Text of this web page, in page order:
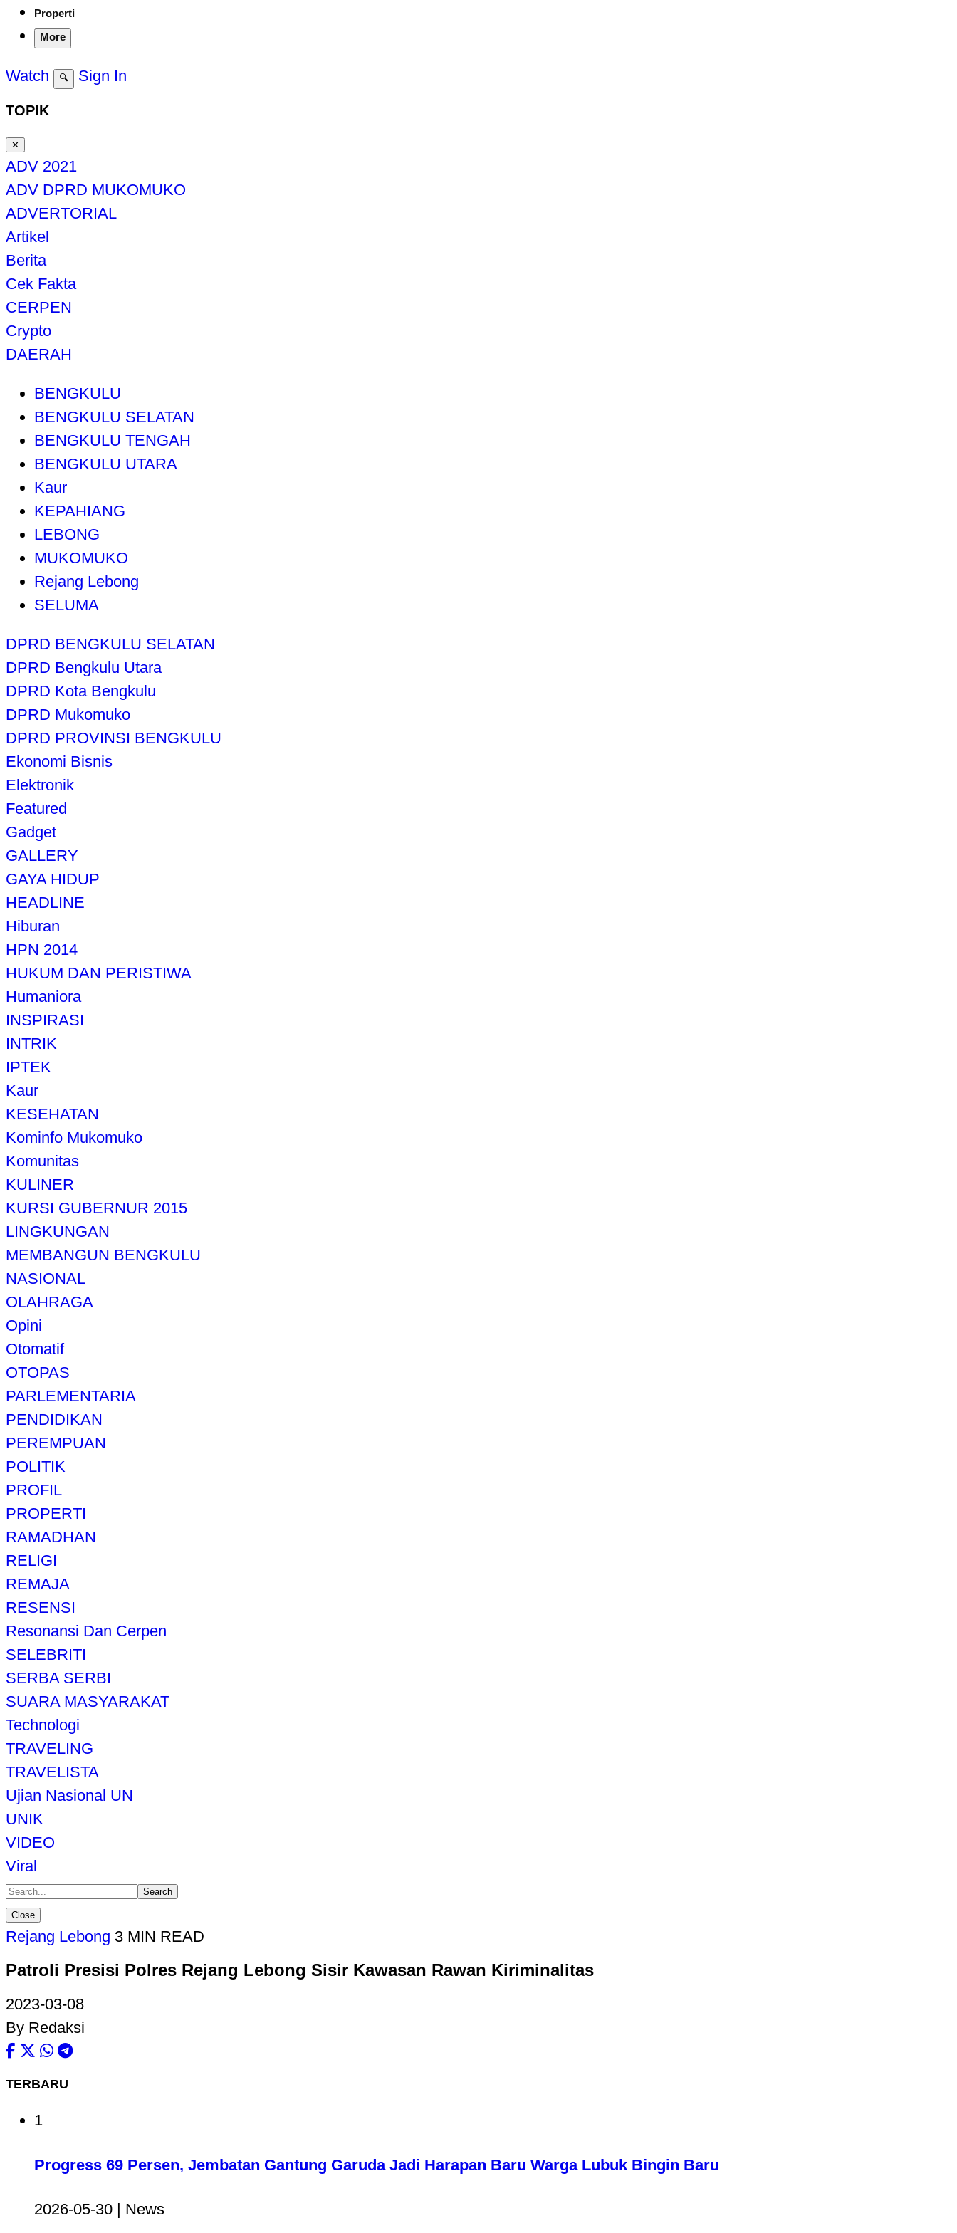
Properti
More
Watch 🔍 Sign In
TOPIK
✕
ADV 2021
ADV DPRD MUKOMUKO
ADVERTORIAL
Artikel
Berita
Cek Fakta
CERPEN
Crypto
DAERAH
BENGKULU
BENGKULU SELATAN
BENGKULU TENGAH
BENGKULU UTARA
Kaur
KEPAHIANG
LEBONG
MUKOMUKO
Rejang Lebong
SELUMA
DPRD BENGKULU SELATAN
DPRD Bengkulu Utara
DPRD Kota Bengkulu
DPRD Mukomuko
DPRD PROVINSI BENGKULU
Ekonomi Bisnis
Elektronik
Featured
Gadget
GALLERY
GAYA HIDUP
HEADLINE
Hiburan
HPN 2014
HUKUM DAN PERISTIWA
Humaniora
INSPIRASI
INTRIK
IPTEK
Kaur
KESEHATAN
Kominfo Mukomuko
Komunitas
KULINER
KURSI GUBERNUR 2015
LINGKUNGAN
MEMBANGUN BENGKULU
NASIONAL
OLAHRAGA
Opini
Otomatif
OTOPAS
PARLEMENTARIA
PENDIDIKAN
PEREMPUAN
POLITIK
PROFIL
PROPERTI
RAMADHAN
RELIGI
REMAJA
RESENSI
Resonansi Dan Cerpen
SELEBRITI
SERBA SERBI
SUARA MASYARAKAT
Technologi
TRAVELING
TRAVELISTA
Ujian Nasional UN
UNIK
VIDEO
Viral
Search
Close
Rejang Lebong 3 MIN READ
Patroli Presisi Polres Rejang Lebong Sisir Kawasan Rawan Kiriminalitas
2023-03-08
By Redaksi
TERBARU
1
Progress 69 Persen, Jembatan Gantung Garuda Jadi Harapan Baru Warga Lubuk Bingin Baru
2026-05-30 | News